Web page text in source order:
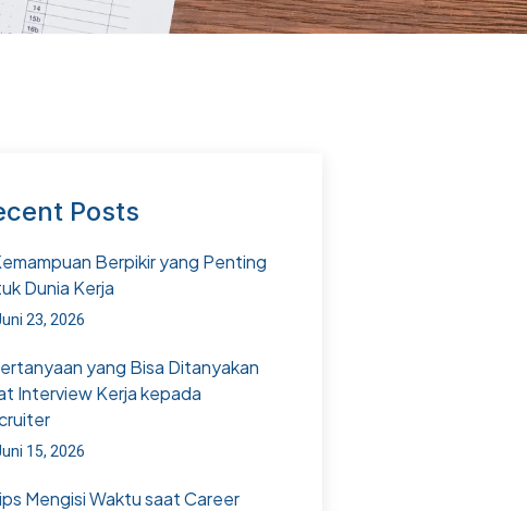
Posts
Berpikir yang Penting
Dunia Kerja
23, 2026
yang Bisa Ditanyakan
Interview Kerja kepada
15, 2026
Mengisi Waktu saat Career